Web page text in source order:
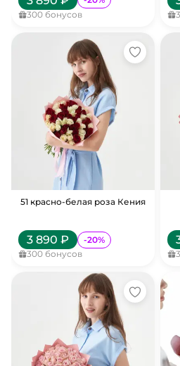
300 бонусов
51 красно-белая роза Кения
3 890 ₽ -20%
300 бонусов